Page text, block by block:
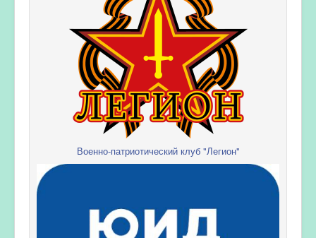
Военно-патриотический клуб "Легион"